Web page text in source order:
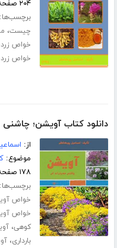
۲۰۴ صفحه
برچسب‌ها:
چیست،
خواص
خواص
دانلود کتاب آویشن؛ چاشنی
از:
موضوع:
۱۷۸ صفحه
خواص
خواص
کوهی،
بارداری،